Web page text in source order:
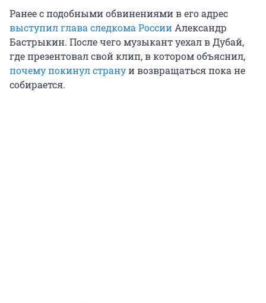
Ранее с подобными обвинениями в его адрес
выступил глава следкома России Александр
Бастрыкин. После чего музыкант уехал в Дубай,
где презентовал свой клип, в котором объяснил,
почему покинул странуи возвращаться пока не
собирается.